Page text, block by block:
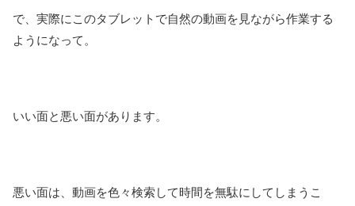
で、実際にこのタブレットで自然の動画を見ながら作業する
ようになって。
いい面と悪い面があります。
悪い面は、動画を色々検索して時間を無駄にしてしまうこ